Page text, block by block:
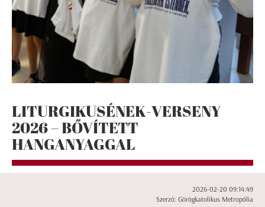
LITURGIKUSÉNEK-VERSENY
2026 – BŐVÍTETT
HANGANYAGGAL
2026-02-20 09:14:49
Szerző: Görögkatolikus Metropólia